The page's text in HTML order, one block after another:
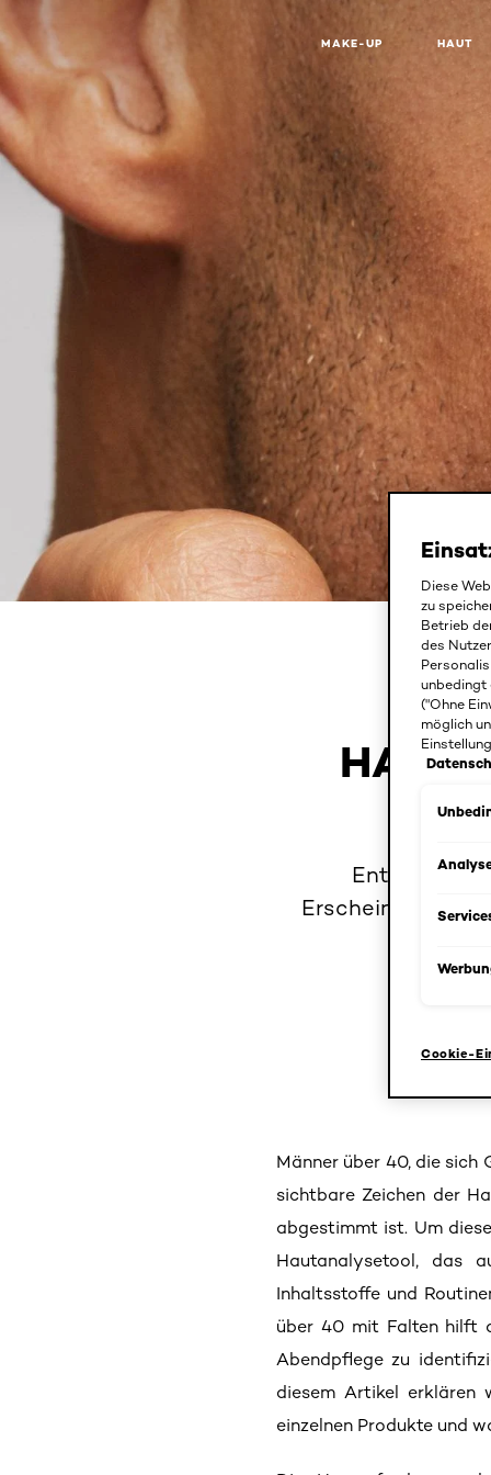
MAKE-UP HAUT
TIPPS UND
Entdecken
Männer über 40, die sich
sichtbare Zeichen der
abgestimmt ist. Um
Hautanalysetool, das
Inhaltsstoffe und
über 40 mit Falten hilft
Abendpflege zu
diesem Artikel erklären
einzelnen Produkte und
Diese
zu
Betrieb
des
unbedingt
("Ohne
möglich
Cookie-